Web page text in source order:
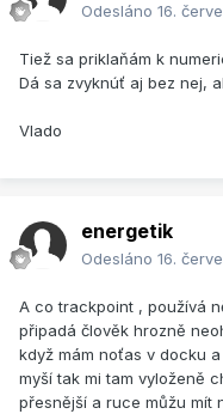
Odesláno 16.
Tiež sa priklaňám k
Dá sa zvyknúť aj bez nej,
Vlado
energetik
Odesláno 16.
A co trackpoint , používá
připadá člověk hrozně
když mám noťas v docku
myší tak mi tam vyloženě
přesnější a ruce můžu mít